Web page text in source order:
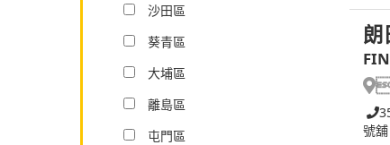
朗
號舖
沙田區
葵青區
大埔區
離島區
屯門區